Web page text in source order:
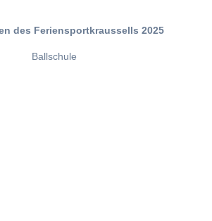
des Feriensportkraussells 2025
Ballschule